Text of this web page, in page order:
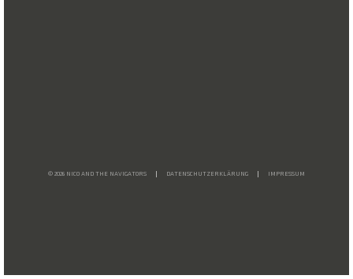
© 2026 NICO AND THE NAVIGATORS DATENSCHUTZERKLÄRUNG IMPRESSUM